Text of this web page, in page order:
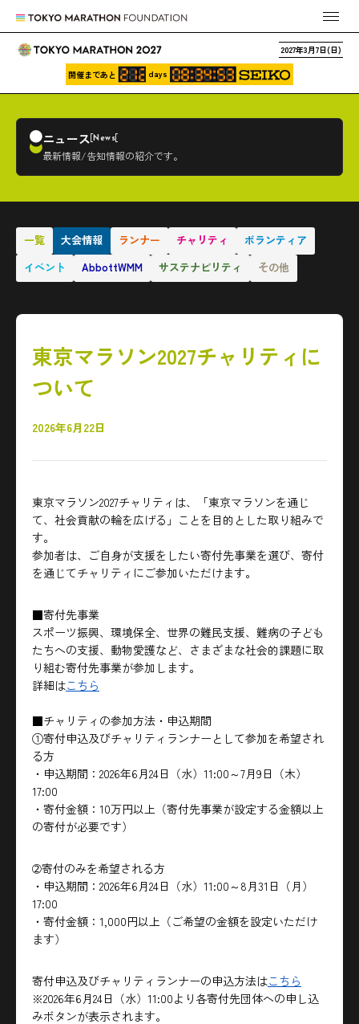
2027年3月7日(日)
開催まであと days
ニュース News
最新情報/告知情報の紹介です。
一覧 大会情報 ランナー チャリティ
ボランティア
イベント
AbbottWMM サステナビリティ その他
東京マラソン2027チャリティに
ついて
2026年6月22日
東京マラソン2027チャリティは、「東京マラソンを通じ
て、社会貢献の輪を広げる」ことを目的とした取り組みで
す。
参加者は、ご自身が支援をしたい寄付先事業を選び、寄付
を通じてチャリティにご参加いただけます。
■寄付先事業
スポーツ振興、環境保全、世界の難民支援、難病の子ども
たちへの支援、動物愛護など、さまざまな社会的課題に取
り組む寄付先事業が参加します。
詳細はこちら
■チャリティの参加方法・申込期間
①寄付申込及びチャリティランナーとして参加を希望され
る方
・申込期間：2026年6月24日（水）11:00～7月9日（木）
17:00
・寄付金額：10万円以上（寄付先事業が設定する金額以上
の寄付が必要です）
➁寄付のみを希望される方
・申込期間：2026年6月24日（水）11:00～8月31日（月）
17:00
・寄付金額：1,000円以上（ご希望の金額を設定いただけ
ます）
寄付申込及びチャリティランナーの申込方法はこちら
※2026年6月24日（水）11:00より各寄付先団体への申し込
みボタンが表示されます。